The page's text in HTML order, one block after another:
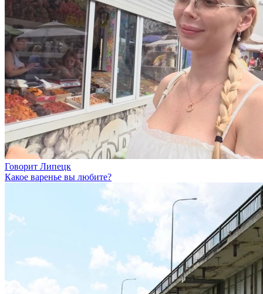
Говорит Липецк
Какое варенье вы любите?